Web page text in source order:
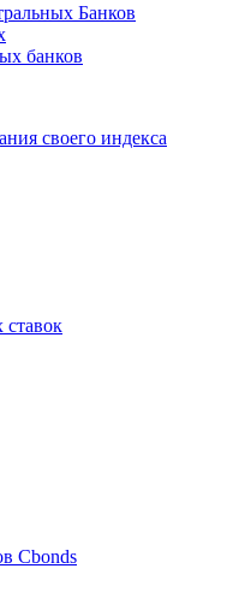
Банков
банков
своего индекса